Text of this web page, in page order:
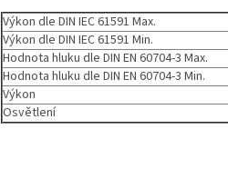
Výkon dle DIN IEC 61591 Max.
Výkon dle DIN IEC 61591 Min.
Hodnota hluku dle DIN EN 60704-3 Max.
Hodnota hluku dle DIN EN 60704-3 Min.
Výkon
Osvětlení